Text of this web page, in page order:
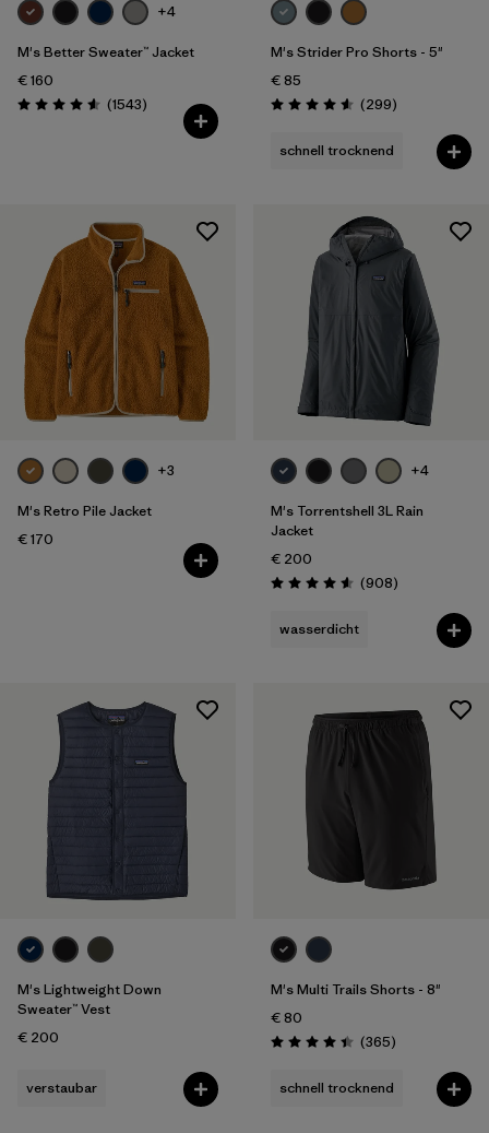
+4
M's Better Sweater™ Jacket
€ 160
Bewertung: 4.6 / 5
(1543Rezensionen
)
M's Strider Pro Shorts - 5"
€ 85
Bewertung: 4.5 / 5
(299Rezensionen
)
schnell trocknend
+3
M's Retro Pile Jacket
€ 170
+4
M's Torrentshell 3L Rain
Jacket
€ 200
Bewertung: 4.6 / 5
(908Rezensionen
)
wasserdicht
M's Lightweight Down
Sweater™ Vest
€ 200
verstaubar
M's Multi Trails Shorts - 8"
€ 80
Bewertung: 4.4 / 5
(365Rezensionen
)
schnell trocknend